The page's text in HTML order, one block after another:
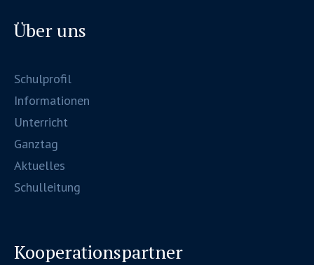
Über uns
Schulprofil
Informationen
Unterricht
Ganztag
Aktuelles
Schulleitung
Kooperationspartner